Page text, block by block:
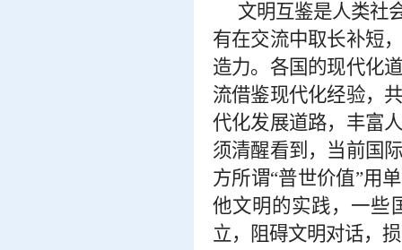
文明互鉴是人类社
有在交流中取长补短
造力。各国的现代化
流借鉴现代化经验，
代化发展道路，丰富
须清醒看到，当前国
方所谓“普世价值”用
他文明的实践，一些
立，阻碍文明对话，